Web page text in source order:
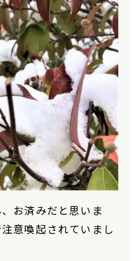
お済みだと思いま
意喚起されていまし